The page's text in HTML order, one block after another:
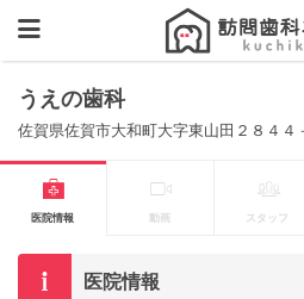
うえの歯科
佐賀県佐賀市大和町大字東山田２８４４
医院情報 動画 スタッフ
医院情報